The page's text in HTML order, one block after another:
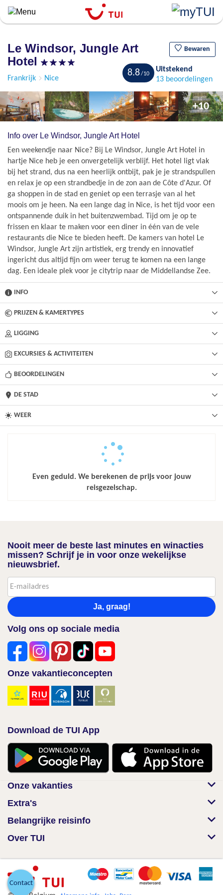
Overslaan
algemene
gaan
Le Windsor, Jungle Art
Hotel
Bewaren
Frankrijk Nice
8.8
Uitstekend
13 beoordelingen
+10
Info over Le Windsor, Jungle Art Hotel
Een weekendje naar Nice? Bij Le Windsor, Jungle Art Hotel in
hartje Nice heb je een onvergetelijk verblijf. Het hotel ligt vlak
bij het strand, dus na een heerlijk ontbijt, pak je je strandspullen
en relax je op een strandbedje in de zon aan de Côte d'Azur. Of
ga shoppen in de stad en geniet op een terrasje van al het
moois om je heen. Na een lange dag in Nice, is het tijd voor een
ontspannende duik in het buitenzwembad. Tijd om je op te
frissen en klaar te maken voor een diner in één van de vele
restaurants die Nice te bieden heeft. De kamers van hotel Le
Windsor, Jungle Art zijn artistiek, erg trendy en innovatief
ingericht dus altijd fijn om weer terug te komen na een lange
dag. Een ideale plek voor je citytrip naar de Middellandse Zee.
INFO
PRIJZEN & KAMERTYPES
LIGGING
EXCURSIES & ACTIVITEITEN
BEOORDELINGEN
DE STAD
WEER
Even geduld. We berekenen de prijs voor jouw
reisgezelschap.
Nooit meer de beste last minutes en winacties
missen? Schrijf je in voor onze wekelijkse
nieuwsbrief.
Ja, graag!
Volg ons op sociale media
Onze vakantieconcepten
Download de TUI App
Onze vakanties
Extra's
Belangrijke reisinfo
Over TUI
Contact